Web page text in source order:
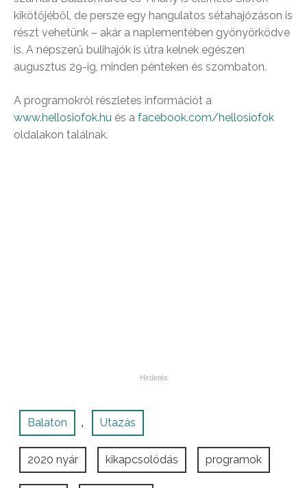
kikötőjéből, de persze egy hangulatos sétahajózáson is
részt vehetünk – akár a naplementében gyönyörködve
is. A népszerű bulihajók is útra kelnek egészen
augusztus 29-ig, minden pénteken és szombaton.
A programokról részletes információt a
www.hellosiofok.hu és a facebook.com/hellosiofok
oldalakon találnak.
Balaton , Utazás
2020 nyár kikapcsolódás programok